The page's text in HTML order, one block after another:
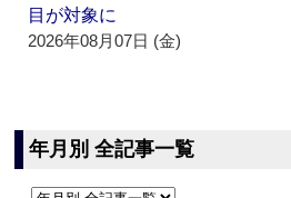
目が対象に
2026年08月07日 (金)
年月別 全記事一覧